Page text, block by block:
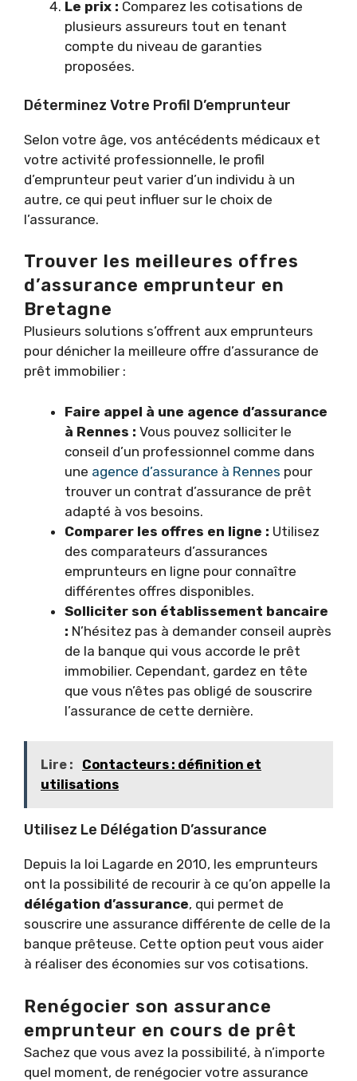
Le prix : Comparez les cotisations de
plusieurs assureurs tout en tenant
compte du niveau de garanties
proposées.
Déterminez Votre Profil D’emprunteur
Selon votre âge, vos antécédents médicaux et
votre activité professionnelle, le profil
d’emprunteur peut varier d’un individu à un
autre, ce qui peut influer sur le choix de
l’assurance.
Trouver les meilleures offres
d’assurance emprunteur en
Bretagne
Plusieurs solutions s’offrent aux emprunteurs
pour dénicher la meilleure offre d’assurance de
prêt immobilier :
Faire appel à une agence d’assurance
à Rennes : Vous pouvez solliciter le
conseil d’un professionnel comme dans
une agence d’assurance à Rennes pour
trouver un contrat d’assurance de prêt
adapté à vos besoins.
Comparer les offres en ligne : Utilisez
des comparateurs d’assurances
emprunteurs en ligne pour connaître
différentes offres disponibles.
Solliciter son établissement bancaire
: N’hésitez pas à demander conseil auprès
de la banque qui vous accorde le prêt
immobilier. Cependant, gardez en tête
que vous n’êtes pas obligé de souscrire
l’assurance de cette dernière.
Lire :
Contacteurs : définition et
utilisations
Utilisez Le Délégation D’assurance
Depuis la loi Lagarde en 2010, les emprunteurs
ont la possibilité de recourir à ce qu’on appelle la
délégation d’assurance, qui permet de
souscrire une assurance différente de celle de la
banque prêteuse. Cette option peut vous aider
à réaliser des économies sur vos cotisations.
Renégocier son assurance
emprunteur en cours de prêt
Sachez que vous avez la possibilité, à n’importe
quel moment, de renégocier votre assurance